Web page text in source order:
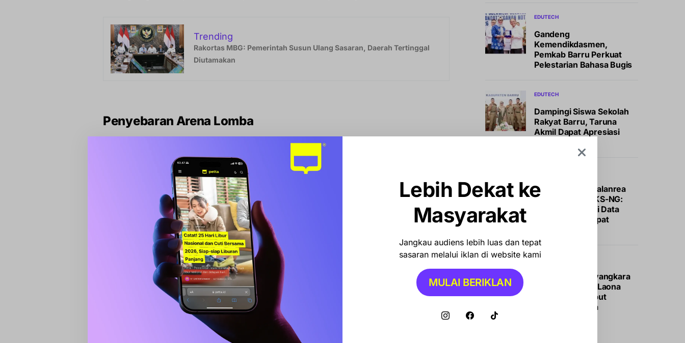
Trending
Rakortas MBG: Pemerintah Susun Ulang Sasaran, Daerah Tertinggal
Diutamakan
Penyebaran Arena Lomba
strategis sebagai arena lomba. Selain Alun-Alun Colliq Pujie sebagai pusat kegiatan,
beberapa lokasi lain yang digunakan adalah Aula Pettu Adae di Lantai 6 Gedung Mal
Pelayanan Publik (MPP), Mushalla Al-Furqan Kantor Bupati Barru, serta Ruang Data
Sekretariat Daerah.
Abubakar menekankan bahwa tema yang diusung tahun ini, yakni “Membumikan Al-
Qur’an untuk Barru Berkeadilan, Berkelanjutan, dan Sejahtera Lebih Cepat”, bukan sekadar
“Kegiatan ini diharapkan tidak hanya menjadi ajang kompetisi, tetapi juga ruang
pembinaan karakter agar nilai-nilai Al-Qur’an hadir dalam kehidupan sehari-hari,” tuturnya.
Komitmen Syiar di Sulawesi Selatan
EDUTECH
Gandeng
Kemendikdasmen,
Pemkab Barru Perkuat
Pelestarian Bahasa Bugis
EDUTECH
Dampingi Siswa Sekolah
Rakyat Barru, Taruna
Akmil Dapat Apresiasi
Kecamatan Tamalanrea
Gelar Monev SIKS-NG:
Perketat Validasi Data
demi Bansos Tepat
OTOMOTIF
Jadi Lokasi Bhayangkara
Off Road, Lappa Laona
Barru Siap Sambut
Ratusan Peserta
Lebih Dekat ke
Masyarakat
Jangkau audiens lebih luas dan tepat
sasaran melalui iklan di website kami
MULAI BERIKLAN